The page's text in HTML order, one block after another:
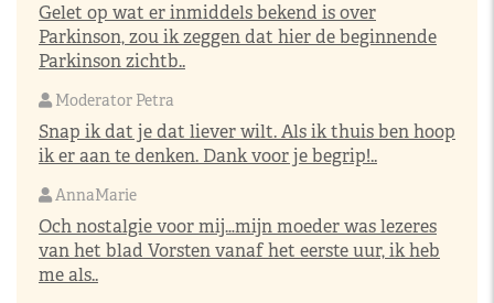
Gelet op wat er inmiddels bekend is over
Parkinson, zou ik zeggen dat hier de beginnende
Parkinson zichtb..
Moderator Petra
Snap ik dat je dat liever wilt. Als ik thuis ben hoop
ik er aan te denken. Dank voor je begrip!..
AnnaMarie
Och nostalgie voor mij…mijn moeder was lezeres
van het blad Vorsten vanaf het eerste uur, ik heb
me als..